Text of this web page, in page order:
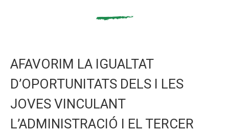
AFAVORIM LA IGUALTAT
D’OPORTUNITATS DELS I LES
JOVES VINCULANT
L’ADMINISTRACIÓ I EL TERCER